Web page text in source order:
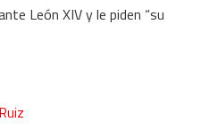
León XIV y le piden “su